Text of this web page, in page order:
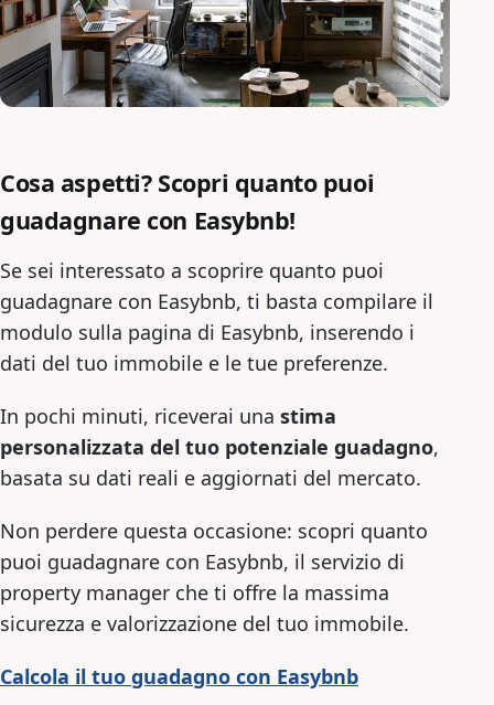
Cosa aspetti? Scopri quanto puoi
guadagnare con Easybnb!
Se sei interessato a scoprire quanto puoi
guadagnare con Easybnb, ti basta compilare il
modulo sulla pagina di Easybnb, inserendo i
dati del tuo immobile e le tue preferenze.
In pochi minuti, riceverai una stima
personalizzata del tuo potenziale guadagno,
basata su dati reali e aggiornati del mercato.
Non perdere questa occasione: scopri quanto
puoi guadagnare con Easybnb, il servizio di
property manager che ti offre la massima
sicurezza e valorizzazione del tuo immobile.
Calcola il tuo guadagno con Easybnb